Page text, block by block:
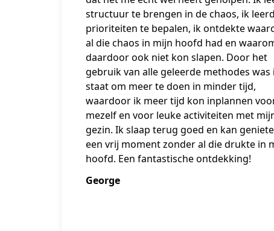
structuur te brengen in de chaos, ik
prioriteiten te bepalen, ik ontdekte
al die chaos in mijn hoofd had en
daardoor ook niet kon slapen. Door het
gebruik van alle geleerde methodes was
staat om meer te doen in minder tijd,
waardoor ik meer tijd kon inplannen
mezelf en voor leuke activiteiten met
gezin. Ik slaap terug goed en kan
een vrij moment zonder al die drukte in
hoofd. Een fantastische ontdekking!
George